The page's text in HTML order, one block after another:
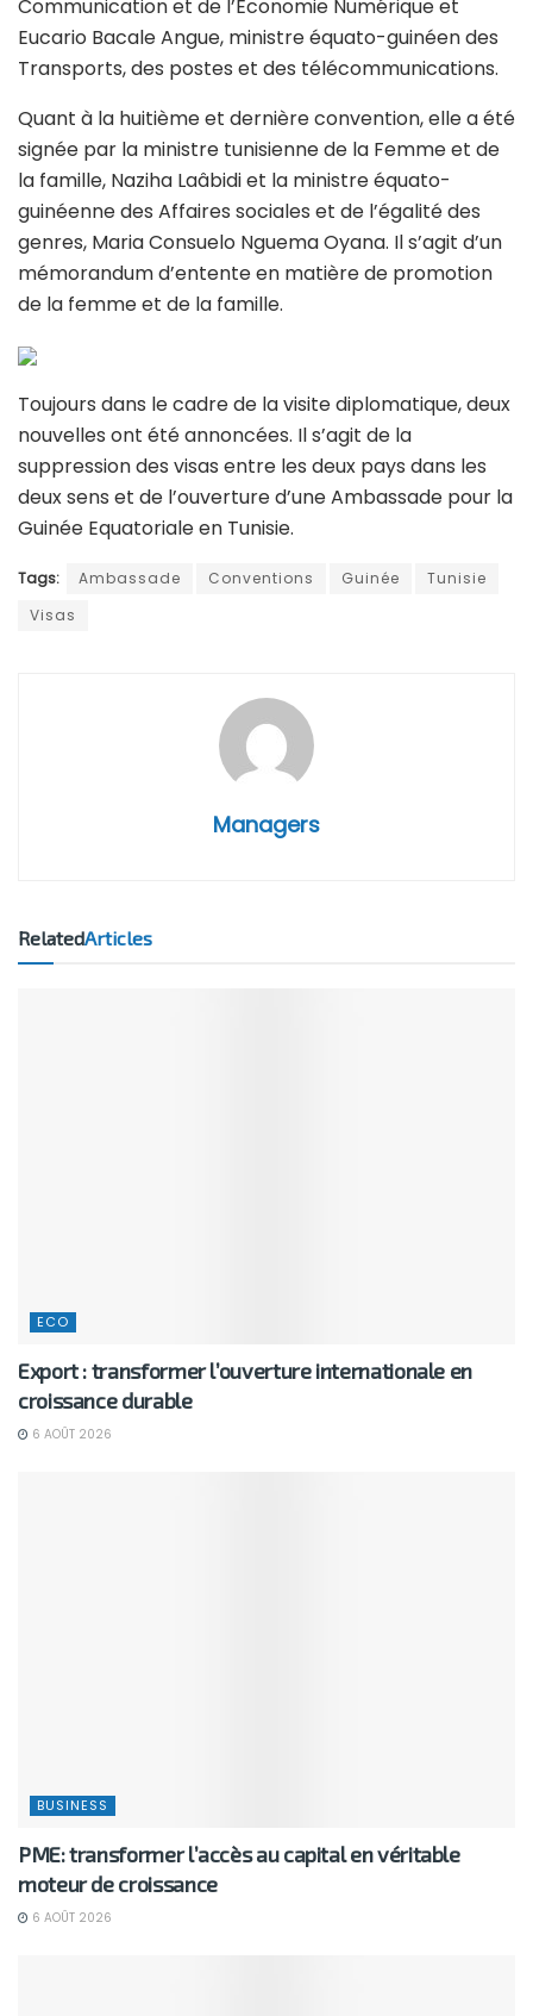
Communication et de l’Économie Numérique et
Eucario Bacale Angue, ministre équato-guinéen des
Transports, des postes et des télécommunications.
Quant à la huitième et dernière convention, elle a été
signée par la ministre tunisienne de la Femme et de
la famille, Naziha Laâbidi et la ministre équato-
guinéenne des Affaires sociales et de l’égalité des
genres, Maria Consuelo Nguema Oyana. Il s’agit d’un
mémorandum d’entente en matière de promotion
de la femme et de la famille.
Toujours dans le cadre de la visite diplomatique, deux
nouvelles ont été annoncées. Il s’agit de la
suppression des visas entre les deux pays dans les
deux sens et de l’ouverture d’une Ambassade pour la
Guinée Equatoriale en Tunisie.
Tags: Ambassade Conventions Guinée
Tunisie
Visas
Managers
RelatedArticles
ECO
Export : transformer l’ouverture internationale en
croissance durable
6 AOÛT 2026
BUSINESS
PME: transformer l’accès au capital en véritable
moteur de croissance
6 AOÛT 2026